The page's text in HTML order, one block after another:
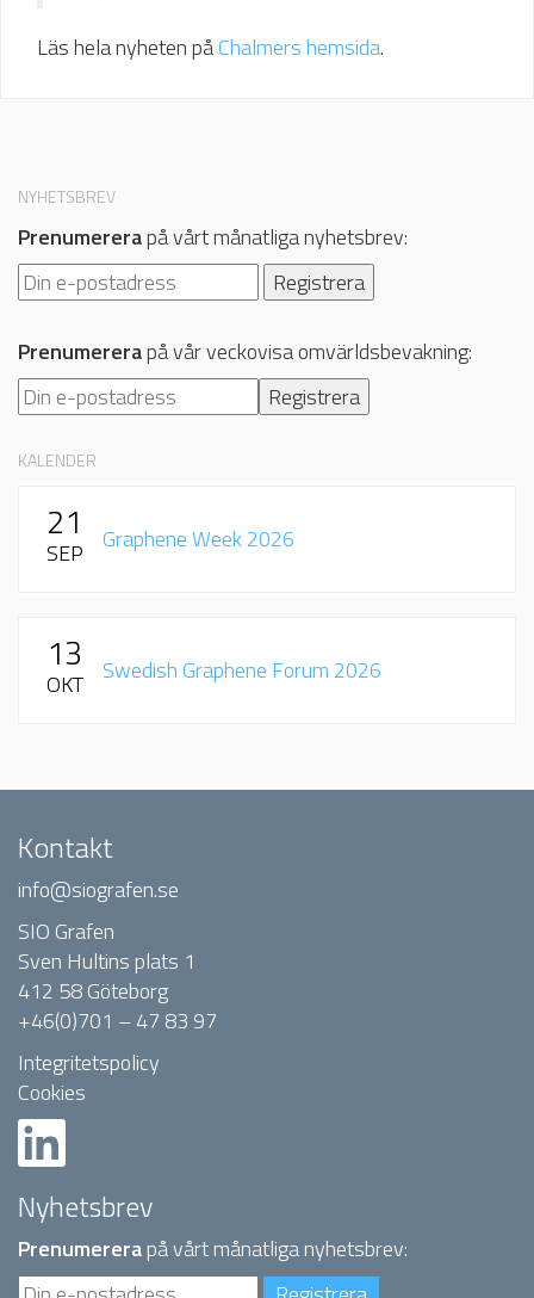
Läs hela nyheten påChalmers hemsida.
NYHETSBREV
Prenumererapå vårt månatliga nyhetsbrev:
Prenumererapå vår veckovisa omvärldsbevakning:
KALENDER
21
SEP Graphene Week 2026
13
OKT Swedish Graphene Forum 2026
Kontakt
info@siografen.se
SIO Grafen
Sven Hultins plats 1
412 58 Göteborg
+46(0)701 – 47 83 97
Integritetspolicy
Cookies
Nyhetsbrev
Prenumererapå vårt månatliga nyhetsbrev: